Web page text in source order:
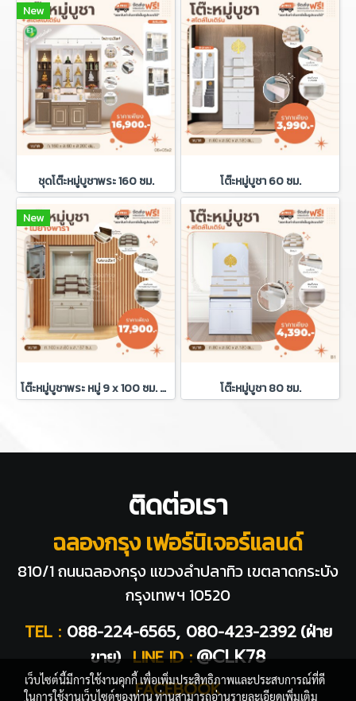
New
ชุดโต๊ะหมู่บูชาพระ 160 ซม. โต๊ะหมู่บูชา 60 ซม.
New
โต๊ะหมู่บูชาพระ หมู่ 9 x 100 ซม. + กระจกครอบ+ไฟดาวน์ไลท์ โต๊ะหมู่บูชา 80 ซม.
ติดต่อเรา
ฉลองกรุง เฟอร์นิเจอร์แลนด์
810/1 ถนนฉลองกรุง แขวงลำปลาทิว เขตลาดกระบัง
กรุงเทพฯ 10520
TEL : 088-224-6565, 080-423-2392 (ฝ่าย
ขาย) LINE ID : @CLK78
FACEBOOK
เว็บไซต์นี้มีการใช้งานคุกกี้ เพื่อเพิ่มประสิทธิภาพและประสบการณ์ที่ดี
ในการใช้งานเว็บไซต์ของท่าน ท่านสามารถอ่านรายละเอียดเพิ่มเติม